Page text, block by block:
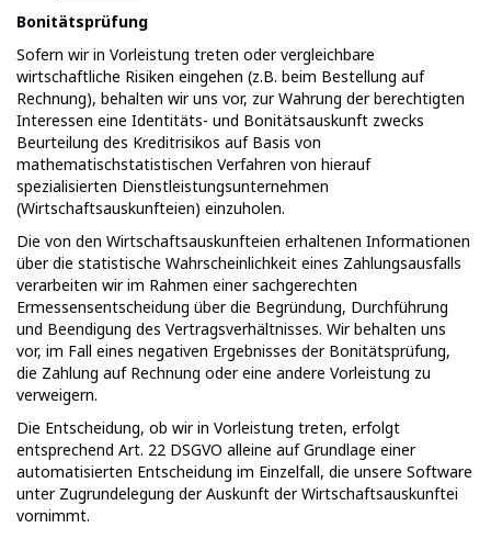
Bonitätsprüfung
Sofern wir in Vorleistung treten oder vergleichbare
wirtschaftliche Risiken eingehen (z.B. beim Bestellung auf
Rechnung), behalten wir uns vor, zur Wahrung der berechtigten
Interessen eine Identitäts- und Bonitätsauskunft zwecks
Beurteilung des Kreditrisikos auf Basis von
mathematischstatistischen Verfahren von hierauf
spezialisierten Dienstleistungsunternehmen
(Wirtschaftsauskunfteien) einzuholen.
Die von den Wirtschaftsauskunfteien erhaltenen Informationen
über die statistische Wahrscheinlichkeit eines Zahlungsausfalls
verarbeiten wir im Rahmen einer sachgerechten
Ermessensentscheidung über die Begründung, Durchführung
und Beendigung des Vertragsverhältnisses. Wir behalten uns
vor, im Fall eines negativen Ergebnisses der Bonitätsprüfung,
die Zahlung auf Rechnung oder eine andere Vorleistung zu
verweigern.
Die Entscheidung, ob wir in Vorleistung treten, erfolgt
entsprechend Art. 22 DSGVO alleine auf Grundlage einer
automatisierten Entscheidung im Einzelfall, die unsere Software
unter Zugrundelegung der Auskunft der Wirtschaftsauskunftei
vornimmt.